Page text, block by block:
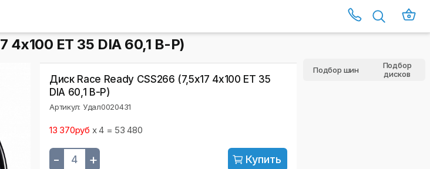
4x100 ET 35 DIA 60,1 B-P)
Диск Race Ready CSS266 (7,5х17 4x100 ET 35
DIA 60,1 B-P)
Артикул: Удал0020431
13 370руб x 4 = 53 480
- + Купить
Подбор шин
Подбор
дисков